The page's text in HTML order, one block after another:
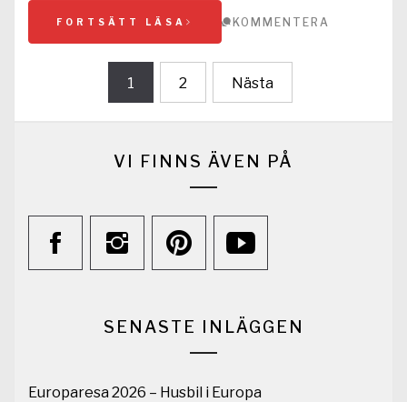
FORTSÄTT LÄSA KOMMENTERA
Sidnumrering
1 2 Nästa
VI FINNS ÄVEN PÅ
SENASTE INLÄGGEN
Europaresa 2026 – Husbil i Europa